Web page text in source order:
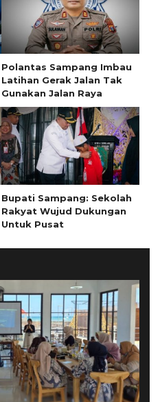
Polantas Sampang Imbau
Latihan Gerak Jalan Tak
Gunakan Jalan Raya
Bupati Sampang: Sekolah
Rakyat Wujud Dukungan
Untuk Pusat